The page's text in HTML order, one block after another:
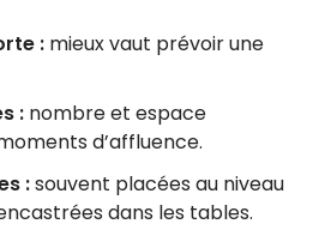
: mieux vaut prévoir une
: nombre et espace
d’affluence.
:souvent placées au niveau
dans les tables.